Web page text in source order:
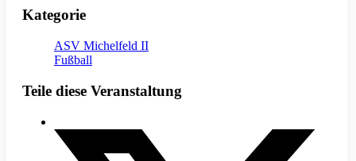
Kategorie
ASV Michelfeld II
Fußball
Teile diese Veranstaltung